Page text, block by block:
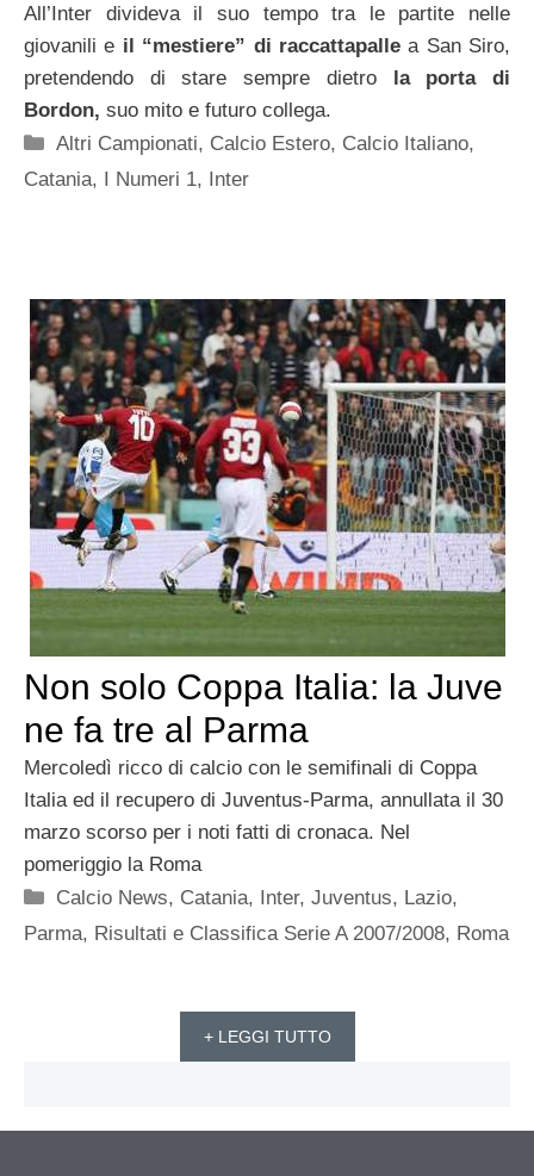
All’Inter divideva il suo tempo tra le partite nelle
giovanili e il “mestiere” di raccattapallea San Siro,
pretendendo di stare sempre dietro la porta di
Bordon, suo mito e futuro collega.
Categorie
Altri Campionati, Calcio Estero, Calcio Italiano,
Catania, I Numeri 1, Inter
Non solo Coppa Italia: la Juve
ne fa tre al Parma
Mercoledì ricco di calcio con le semifinali di Coppa
Italia ed il recupero di Juventus-Parma, annullata il 30
marzo scorso per i noti fatti di cronaca. Nel
pomeriggio la Roma
Categorie
Calcio News, Catania, Inter,Juventus, Lazio,
Parma, Risultati e Classifica Serie A 2007/2008, Roma
+ LEGGI TUTTO